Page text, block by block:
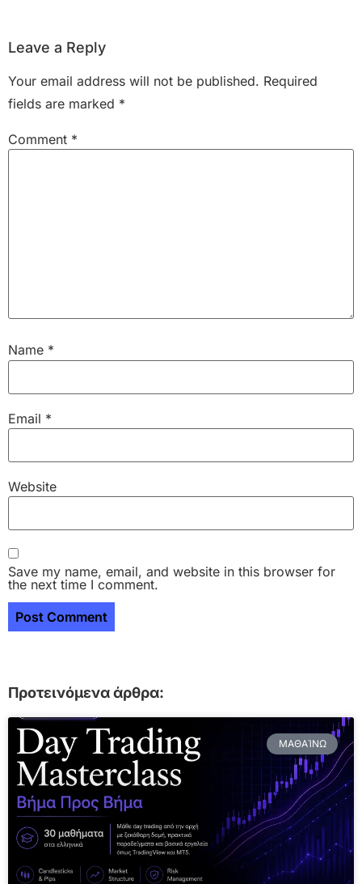
Leave a Reply
Your email address will not be published. Required
fields are marked *
Comment *
Name *
Email *
Website
Save my name, email, and website in this browser for
the next time I comment.
Προτεινόμενα άρθρα:
ΜΑΘΑΊΝΩ